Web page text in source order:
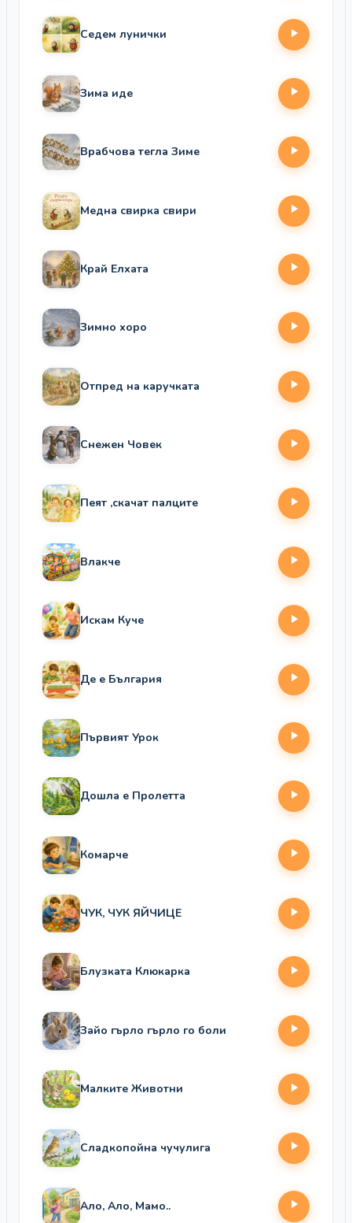
Седем лунички
Зима иде
Врабчова тегла Зиме
Медна свирка свири
Край Елхата
Зимно хоро
Отпред на каручката
Снежен Човек
Пеят ,скачат палците
Влакче
Искам Куче
Де е България
Първият Урок
Дошла е Пролетта
Комарче
ЧУК, ЧУК ЯЙЧИЦЕ
Блузката Клюкарка
Зайо гърло гърло го боли
Малките Животни
Сладкопойна чучулига
Ало, Ало, Мамо..